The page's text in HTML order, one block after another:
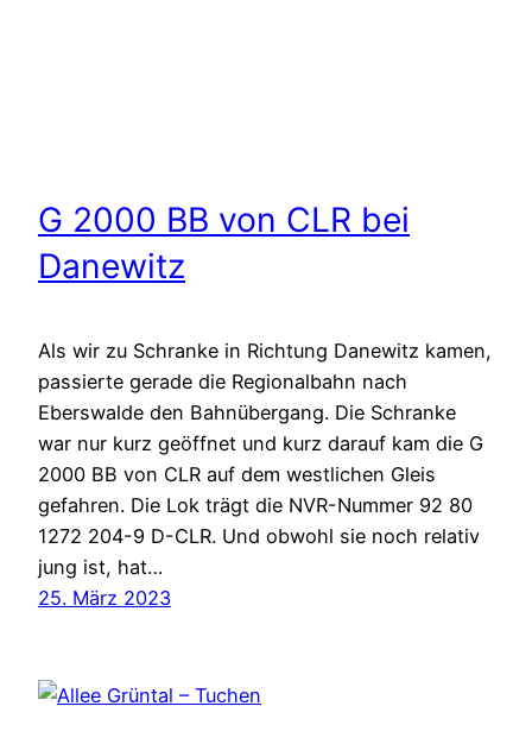
G 2000 BB von CLR bei
Danewitz
Als wir zu Schranke in Richtung Danewitz kamen,
passierte gerade die Regionalbahn nach
Eberswalde den Bahnübergang. Die Schranke
war nur kurz geöffnet und kurz darauf kam die G
2000 BB von CLR auf dem westlichen Gleis
gefahren. Die Lok trägt die NVR-Nummer 92 80
1272 204-9 D-CLR. Und obwohl sie noch relativ
jung ist, hat…
25. März 2023